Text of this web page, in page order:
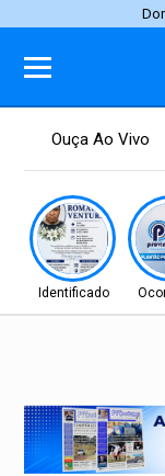
Ouça Ao Vivo
Identificado